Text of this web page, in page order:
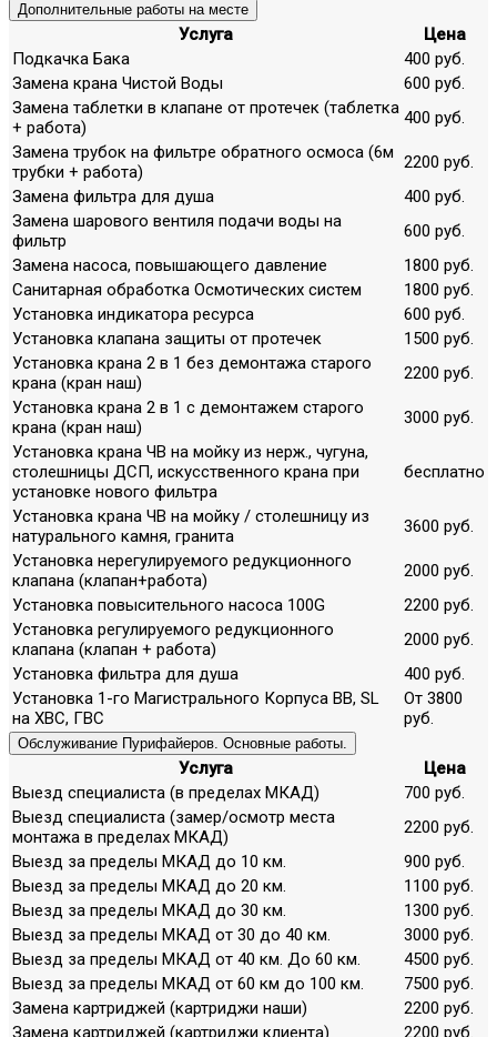
Дополнительные работы на месте
Услуга
Цена
Подкачка Бака
400 руб.
Замена крана Чистой Воды
600 руб.
Замена таблетки в клапане от протечек (таблетка
+ работа)
400 руб.
Замена трубок на фильтре обратного осмоса (6м
трубки + работа)
2200 руб.
Замена фильтра для душа
400 руб.
Замена шарового вентиля подачи воды на
фильтр
600 руб.
Замена насоса, повышающего давление
1800 руб.
Санитарная обработка Осмотических систем
1800 руб.
Установка индикатора ресурса
600 руб.
Установка клапана защиты от протечек
1500 руб.
Установка крана 2 в 1 без демонтажа старого
крана (кран наш)
2200 руб.
Установка крана 2 в 1 с демонтажем старого
крана (кран наш)
3000 руб.
Установка крана ЧВ на мойку из нерж., чугуна,
столешницы ДСП, искусственного крана при
установке нового фильтра
бесплатно
Установка крана ЧВ на мойку / столешницу из
натурального камня, гранита
3600 руб.
Установка нерегулируемого редукционного
клапана (клапан+работа)
2000 руб.
Установка повысительного насоса 100G
2200 руб.
Установка регулируемого редукционного
клапана (клапан + работа)
2000 руб.
Установка фильтра для душа
400 руб.
Установка 1-го Магистрального Корпуса ВВ, SL
на ХВС, ГВС
От 3800
руб.
Обслуживание Пурифайеров. Основные работы.
Услуга
Цена
Выезд специалиста (в пределах МКАД)
700 руб.
Выезд специалиста (замер/осмотр места
монтажа в пределах МКАД)
2200 руб.
Выезд за пределы МКАД до 10 км.
900 руб.
Выезд за пределы МКАД до 20 км.
1100 руб.
Выезд за пределы МКАД до 30 км.
1300 руб.
Выезд за пределы МКАД от 30 до 40 км.
3000 руб.
Выезд за пределы МКАД от 40 км. До 60 км.
4500 руб.
Выезд за пределы МКАД от 60 км до 100 км.
7500 руб.
Замена картриджей (картриджи наши)
2200 руб.
Замена картриджей (картриджи клиента)
2200 руб.